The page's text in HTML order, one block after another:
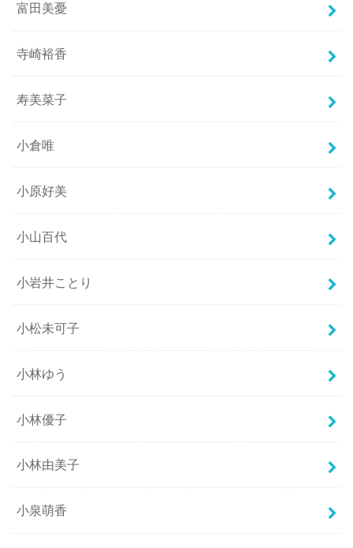
富田美憂
寺崎裕香
寿美菜子
小倉唯
小原好美
小山百代
小岩井ことり
小松未可子
小林ゆう
小林優子
小林由美子
小泉萌香